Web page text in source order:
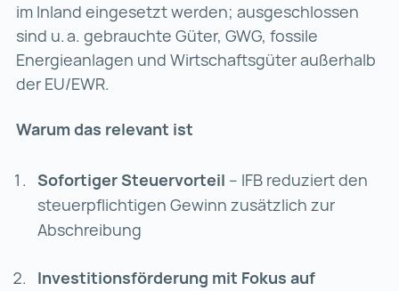
im Inland eingesetzt werden; ausgeschlossen
sind u. a. gebrauchte Güter, GWG, fossile
Energieanlagen und Wirtschaftsgüter außerhalb
der EU/EWR.
Warum das relevant ist
Sofortiger Steuervorteil – IFB reduziert den
steuerpflichtigen Gewinn zusätzlich zur
Abschreibung
Investitionsförderung mit Fokus auf